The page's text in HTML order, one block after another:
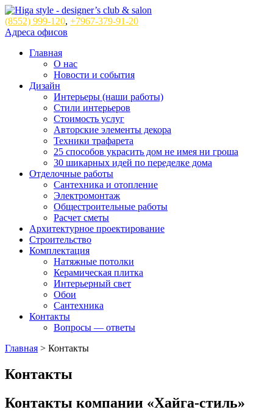
(8552) 999-120, +7967-379-91-20
Адреса офисов
Главная
О нас
Новости и события
Дизайн
Интерьеры (наши работы)
Стили интерьеров
Стоимость услуг
Авторские элементы декора
Техники трафарета
25 способов украсить дом не имея ни гроша
30 шикарных идей по переделке дома
Отделочные работы
Сантехника и отопление
Электромонтаж
Общестроительные работы
Расчет сметы
Архитектурное проектирование
Строительство
Комплектация
Натяжные потолки
Керамическая плитка
Интерьерный свет
Обои
Сантехника
Контакты
Вопросы — ответы
Главная > Контакты
Контакты
Контакты компании «Хайга-стиль»